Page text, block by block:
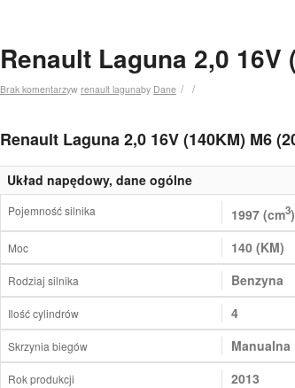
Renault Laguna 2,0 16V
Brak komentarzy /
w renault laguna /
by Dane
Renault Laguna 2,0 16V (140KM) M6
Układ napędowy, dane ogólne
Pojemność silnika 1997 (cm3)
Moc 140 (KM)
Rodziaj silnika Benzyna
Ilość cylindrów 4
Skrzynia biegów Manualna
Rok produkcji
2013